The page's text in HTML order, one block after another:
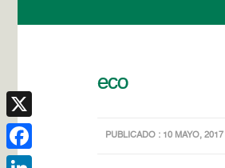
eco
PUBLICADO : 10 MAYO, 2017
X
Facebook